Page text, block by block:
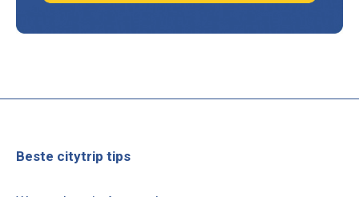
Beste citytrip tips